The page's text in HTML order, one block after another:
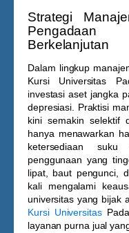
Strategi
Berkelanjutan
Dalam lingkup
Kursi Universitas
investasi aset jangka
depresiasi. Praktisi
kini semakin selektif
hanya menawarkan
ketersediaan suku
penggunaan yang
lipat, baut pengunci,
kali mengalami
universitas yang bijak
Kursi Universitas
layanan purna jual